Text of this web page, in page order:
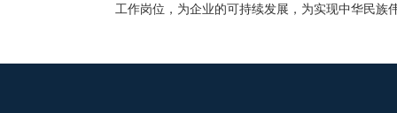
工作岗位，为企业的可持续发展，为实现中华民族